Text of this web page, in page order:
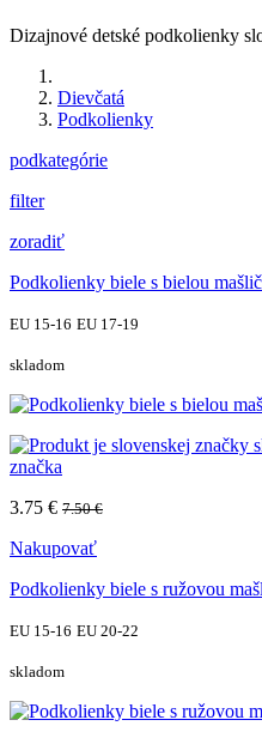
Dizajnové detské podkolienky
Dievčatá
Podkolienky
podkategórie
filter
zoradiť
Podkolienky biele s bielou
EU 15-16 EU 17-19
skladom
značka
3.75 € 7.50 €
Nakupovať
Podkolienky biele s ružovou
EU 15-16 EU 20-22
skladom